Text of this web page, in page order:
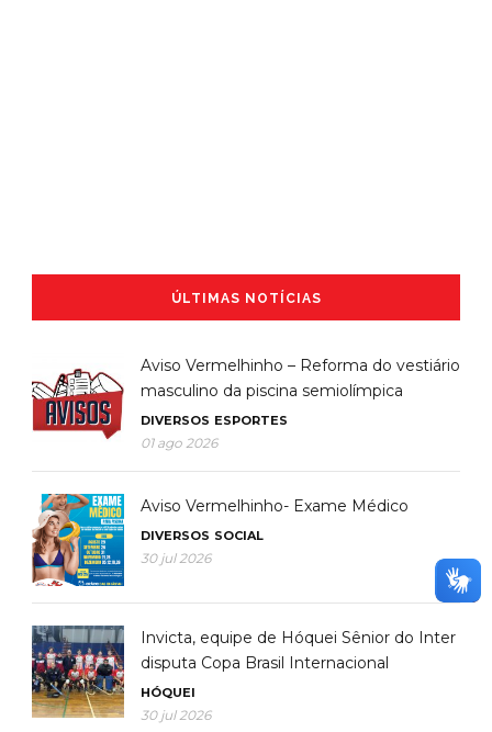
ÚLTIMAS NOTÍCIAS
Aviso Vermelhinho – Reforma do vestiário
masculino da piscina semiolímpica
DIVERSOS ESPORTES
01 ago 2026
Aviso Vermelhinho- Exame Médico
DIVERSOS SOCIAL
30 jul 2026
Invicta, equipe de Hóquei Sênior do Inter
disputa Copa Brasil Internacional
HÓQUEI
30 jul 2026